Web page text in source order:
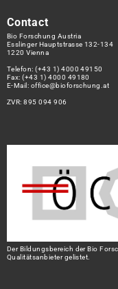
Contact
Bio Forschung Austria
Esslinger Hauptstrasse 132-134
1220 Vienna
Telefon:(+43 1) 4000 49150
Fax: (+43 1) 4000 49180
E-Mail: office@bioforschung.at
ZVR: 895 094 906
Der Bildungsbereich der Bio
Qualitätsanbieter gelistet.